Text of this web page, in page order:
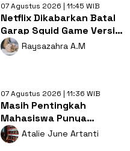
07 Agustus 2026 | 11:45 WIB
Netflix Dikabarkan Batal
Garap Squid Game Versi
Amerika, Apa Alasannya?
Raysazahra A.M
07 Agustus 2026 | 11:36 WIB
Masih Pentingkah
Mahasiswa Punya
LinkedIn di Era AI?
Atalie June Artanti